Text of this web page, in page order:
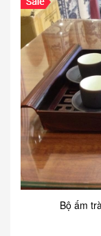
Bộ ấm